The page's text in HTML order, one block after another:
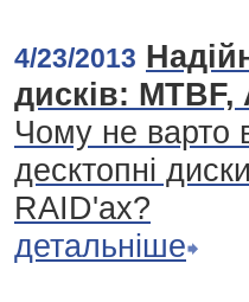
4/23/2013
дисків: MTBF,
Чому не варто
десктопні
RAID'ах?
детальніше